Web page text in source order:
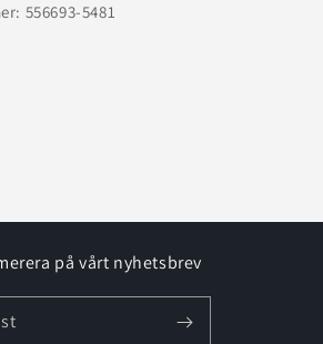
556693-5481
på vårt nyhetsbrev